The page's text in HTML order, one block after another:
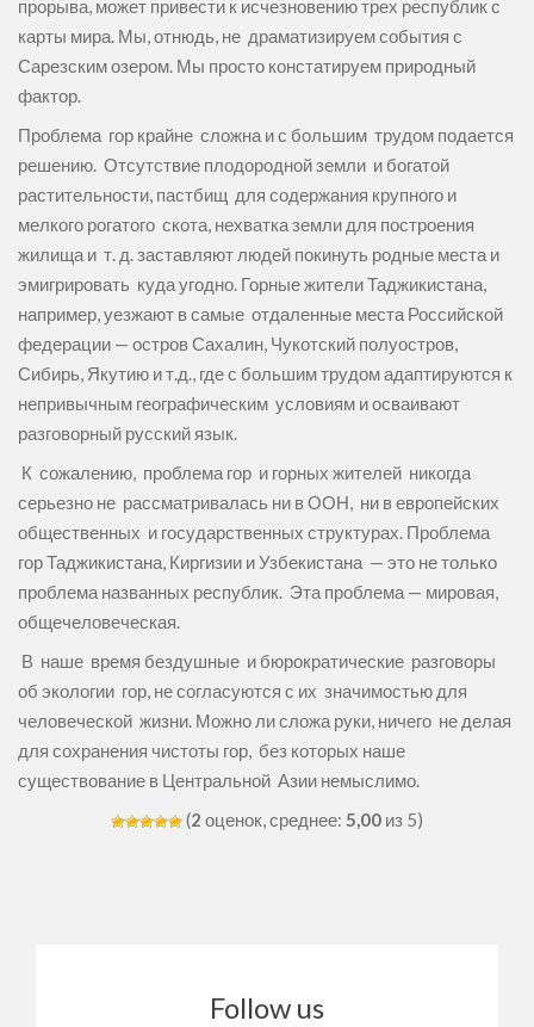
прорыва, может привести к исчезновению трех республик с
карты мира. Мы, отнюдь, не драматизируем события с
Сарезским озером. Мы просто констатируем природный
фактор.
Проблема гор крайне сложна и с большим трудом подается
решению. Отсутствие плодородной земли и богатой
растительности, пастбищ для содержания крупного и
мелкого рогатого скота, нехватка земли для построения
жилища и т. д. заставляют людей покинуть родные места и
эмигрировать куда угодно. Горные жители Таджикистана,
например, уезжают в самые отдаленные места Российской
федерации — остров Сахалин, Чукотский полуостров,
Сибирь, Якутию и т.д., где с большим трудом адаптируются к
непривычным географическим условиям и осваивают
разговорный русский язык.
К сожалению, проблема гор и горных жителей никогда
серьезно не рассматривалась ни в ООН, ни в европейских
общественных и государственных структурах. Проблема
гор Таджикистана, Киргизии и Узбекистана — это не только
проблема названных республик. Эта проблема — мировая,
общечеловеческая.
В наше время бездушные и бюрократические разговоры
об экологии гор, не согласуются с их значимостью для
человеческой жизни. Можно ли сложа руки, ничего не делая
для сохранения чистоты гор, без которых наше
существование в Центральной Азии немыслимо.
(2 оценок, среднее: 5,00 из 5)
Follow us